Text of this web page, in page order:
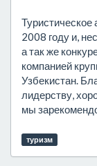
Туристическое
2008 году и,
а так же
компанией
Узбекистан.
лидерству,
мы
туризм